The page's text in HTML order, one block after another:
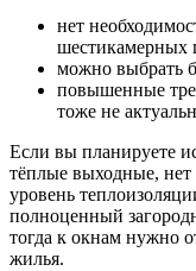
нет
шестикамерных
можно выбрать
повышенные
тоже не
Если вы планируете
тёплые выходные, нет
уровень
полноценный
тогда к окнам нужно
жилья.